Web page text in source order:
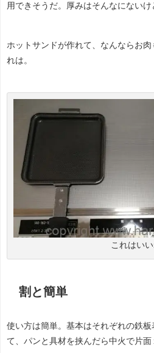
用できそうだ。厚みはそんなにないけ
ホットサンドが作れて、なんならお
れは。
これはい
割と簡単
使い方は簡単。基本はそれぞれの鉄
て、パンと具材を挟んだら中火で片面